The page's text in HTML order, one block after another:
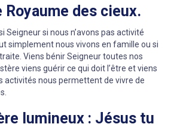
Royaume des cieux.
Seigneur si nous n’avons pas activité
simplement nous vivons en famille ou si
Viens bénir Seigneur toutes nos
viens guérir ce qui doit l’être et viens
activités nous permettent de vivre de
lumineux : Jésus tu